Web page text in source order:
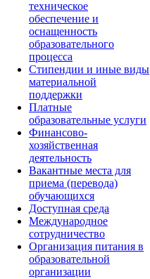
техническое
обеспечение и
оснащенность
образовательного
процесса
Стипендии и иные виды
материальной
поддержки
Платные
образовательные услуги
Финансово-
хозяйственная
деятельность
Вакантные места для
приема (перевода)
обучающихся
Доступная среда
Международное
сотрудничество
Организация питания в
образовательной
организации